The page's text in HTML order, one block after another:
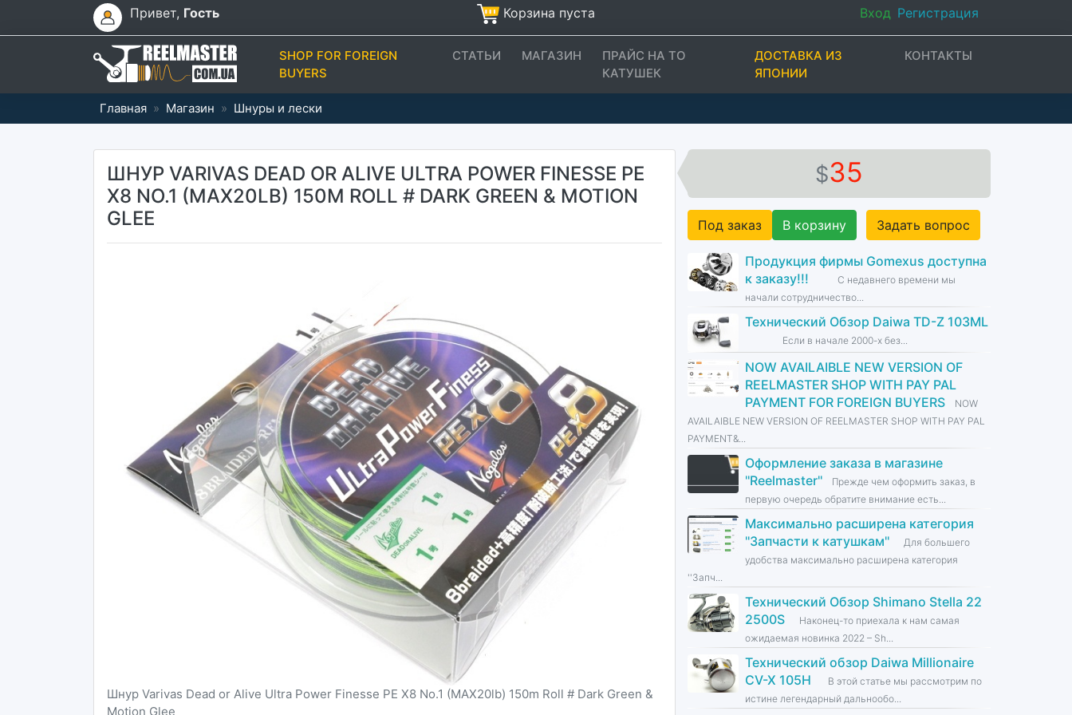
Привет, Гость Корзина пуста Вход Регистрация
SHOP FOR FOREIGN
BUYERS
СТАТЬИ МАГАЗИН
ПРАЙС НА ТО
КАТУШЕК
ДОСТАВКА ИЗ
ЯПОНИИ
КОНТАКТЫ
Главная » Магазин » Шнуры и лески
$35
Под заказ В корзину Задать вопрос
Продукция фирмы Gomexus доступна
к заказу!!!
С недавнего времени мы
начали сотрудничество...
Технический Обзор Daiwa TD-Z 103ML
Если в начале 2000-х без...
NOW AVAILAIBLE NEW VERSION OF
REELMASTER SHOP WITH PAY PAL
PAYMENT FOR FOREIGN BUYERS
NOW
AVAILAIBLE NEW VERSION OF REELMASTER SHOP WITH PAY PAL
PAYMENT&...
Оформление заказа в магазине
''Reelmaster''
Прежде чем оформить заказ, в
первую очередь обратите внимание есть...
Максимально расширена категория
''Запчасти к катушкам''
Для большего
удобства максимально расширена категория
''Запч...
Технический Обзор Shimano Stella 22
2500S
Наконец-то приехала к нам самая
ожидаемая новинка 2022 – Sh...
Технический обзор Daiwa Millionaire
CV-X 105H
В этой статье мы рассмотрим по
истине легендарный дальнообо...
ШНУР VARIVAS DEAD OR ALIVE ULTRA POWER FINESSE PE
X8 NO.1 (MAX20LB) 150M ROLL # DARK GREEN & MOTION
GLEE
Шнур Varivas Dead or Alive Ultra Power Finesse PE X8 No.1 (MAX20lb) 150m Roll # Dark Green &
Motion Glee